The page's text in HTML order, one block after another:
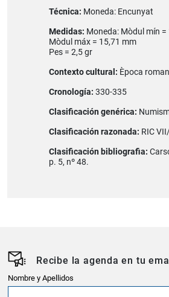
Técnica: Moneda: Encunyat
Medidas: Moneda: Mòdul mín
Mòdul máx = 15,71 mm
Pes = 2,5 gr
Contexto cultural: Època
Cronología: 330-335
Clasificación genérica:
Clasificación razonada: RIC
Clasificación bibliografia:
p. 5, nº 48.
Recibe la agenda en tu
Nombre y Apellidos